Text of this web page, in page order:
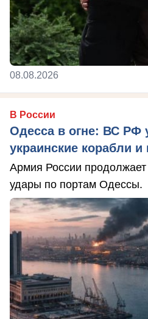
08.08.2026
В России
Одесса в огне: ВС РФ
украинские корабли и
Армия России
удары по портам Одессы.